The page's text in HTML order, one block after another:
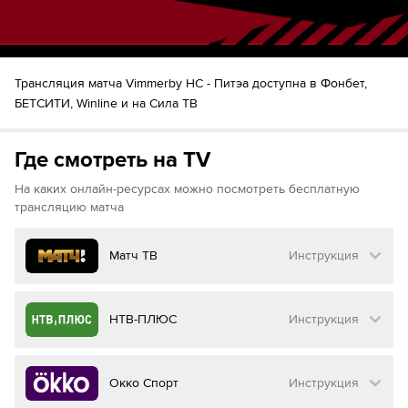
Трансляция матча Vimmerby HC - Питэa доступна в Фонбет,
БЕТСИТИ, Winline и на Сила ТВ
Где смотреть на TV
На каких онлайн-ресурсах можно посмотреть бесплатную
трансляцию матча
Матч ТВ Инструкция
Как смотреть бесплатно трансляцию матча
Матч ТВ
Инструкция
Перейдите на сайт МАТЧ ТВ
НТВ-ПЛЮС Инструкция
Как смотреть бесплатно трансляцию матча
на НТВ ПЛЮС
Окко Спорт Инструкция